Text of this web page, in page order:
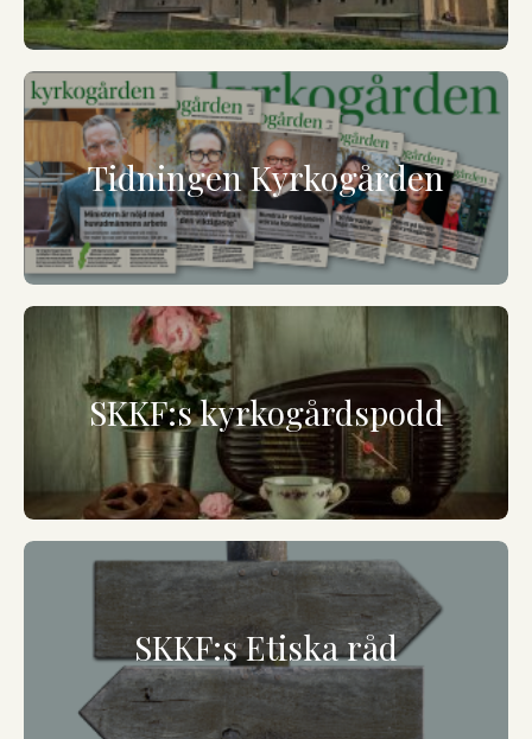
Tidningen Kyrkogården
SKKF:s kyrkogårdspodd
SKKF:s Etiska råd